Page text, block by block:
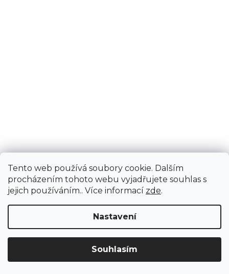
Tento web používá soubory cookie. Dalším
procházením tohoto webu vyjadřujete souhlas s
jejich používáním.. Více informací zde.
Nastavení
Souhlasím
Upozornění: Z důvodu stěhování bude od 3. 8. do 12. 8. ZAVŘENO vč.